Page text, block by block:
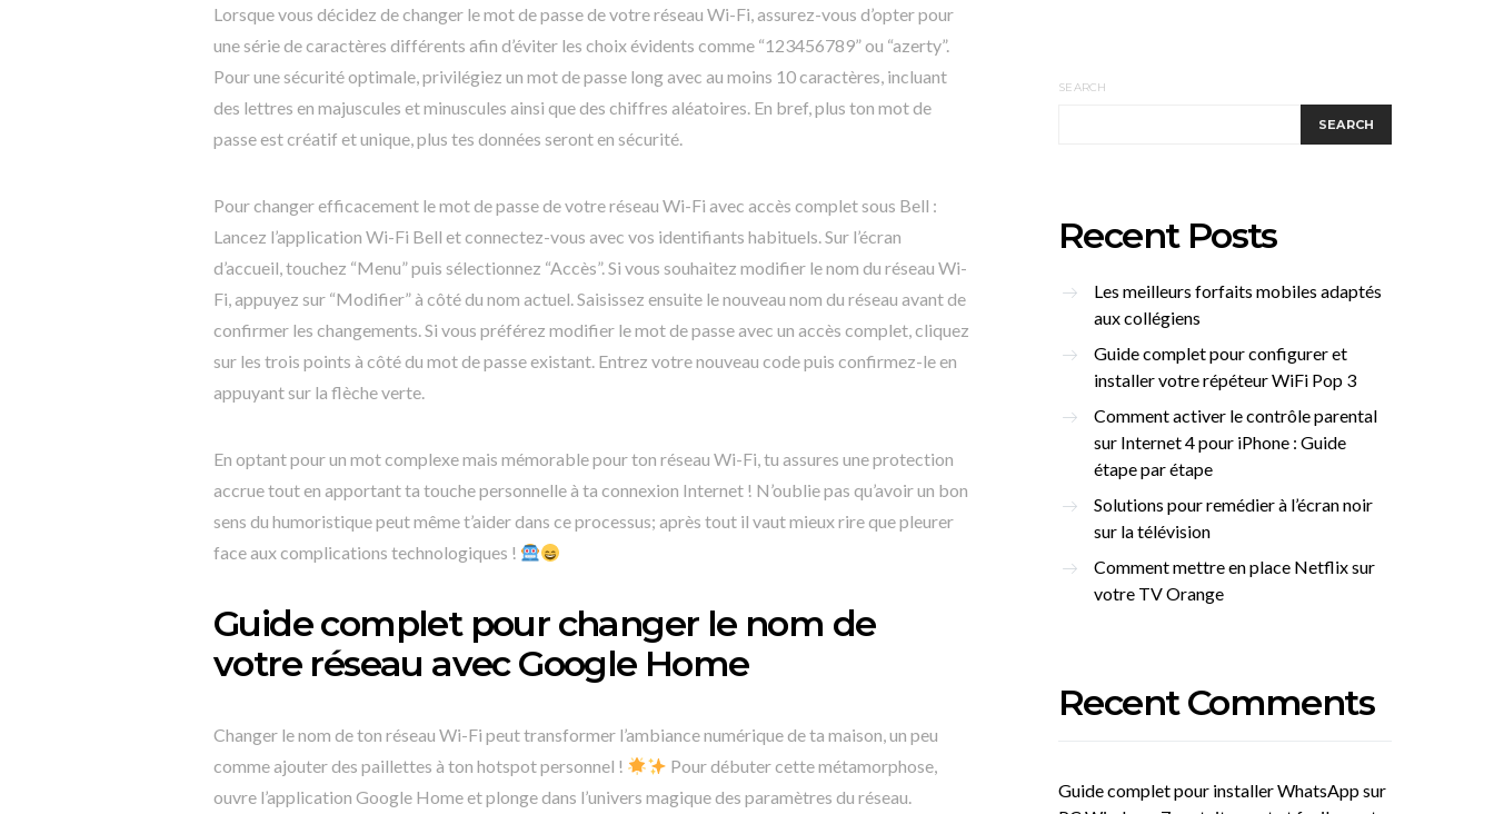
Lorsque vous décidez de changer le mot de passe de votre réseau Wi-Fi, assurez-vous d’opter pour
une série de caractères différents afin d’éviter les choix évidents comme “123456789” ou “azerty”.
Pour une sécurité optimale, privilégiez un mot de passe long avec au moins 10 caractères, incluant
des lettres en majuscules et minuscules ainsi que des chiffres aléatoires. En bref, plus ton mot de
passe est créatif et unique, plus tes données seront en sécurité.
Pour changer efficacement le mot de passe de votre réseau Wi-Fi avec accès complet sous Bell :
Lancez l’application Wi-Fi Bell et connectez-vous avec vos identifiants habituels. Sur l’écran
d’accueil, touchez “Menu” puis sélectionnez “Accès”. Si vous souhaitez modifier le nom du réseau Wi-
Fi, appuyez sur “Modifier” à côté du nom actuel. Saisissez ensuite le nouveau nom du réseau avant de
confirmer les changements. Si vous préférez modifier le mot de passe avec un accès complet, cliquez
sur les trois points à côté du mot de passe existant. Entrez votre nouveau code puis confirmez-le en
appuyant sur la flèche verte.
En optant pour un mot complexe mais mémorable pour ton réseau Wi-Fi, tu assures une protection
accrue tout en apportant ta touche personnelle à ta connexion Internet ! N’oublie pas qu’avoir un bon
sens du humoristique peut même t’aider dans ce processus; après tout il vaut mieux rire que pleurer
face aux complications technologiques !
Guide complet pour changer le nom de
votre réseau avec Google Home
Changer le nom de ton réseau Wi-Fi peut transformer l’ambiance numérique de ta maison, un peu
comme ajouter des paillettes à ton hotspot personnel !
Pour débuter cette métamorphose,
ouvre l’application Google Home et plonge dans l’univers magique des paramètres du réseau.
SEARCH
SEARCH
Recent Posts
Les meilleurs forfaits mobiles adaptés
aux collégiens
Guide complet pour configurer et
installer votre répéteur WiFi Pop 3
Comment activer le contrôle parental
sur Internet 4 pour iPhone : Guide
étape par étape
Solutions pour remédier à l’écran noir
sur la télévision
Comment mettre en place Netflix sur
votre TV Orange
Recent Comments
Guide complet pour installer WhatsApp sur